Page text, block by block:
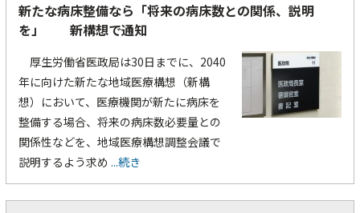
新たな病床整備なら「将来の病床数との関係、説明
を」 新構想で通知
厚生労働省医政局は30日までに、2040
年に向けた新たな地域医療構想（新構
想）において、医療機関が新たに病床を
整備する場合、将来の病床数必要量との
関係性などを、地域医療構想調整会議で
説明するよう求め ...続き